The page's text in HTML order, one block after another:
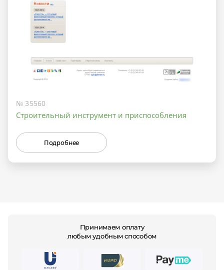
№ 35560
Строительный инструмент и приспособления
Подробнее
Принимаем оплату
любым удобным способом